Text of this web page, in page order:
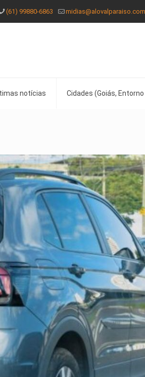
(61) 99880-6863
notícias Cidades (Goiás, Entorno